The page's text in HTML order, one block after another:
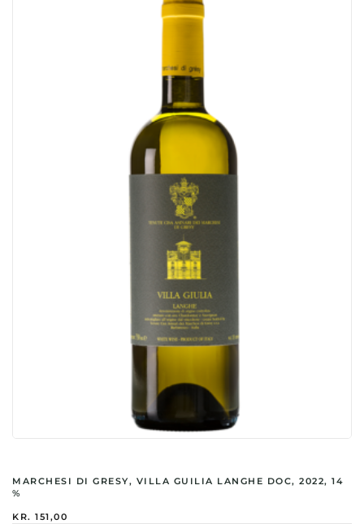
MARCHESI DI GRESY, VILLA GUILIA LANGHE DOC, 2022, 14
%
KR. 151,00